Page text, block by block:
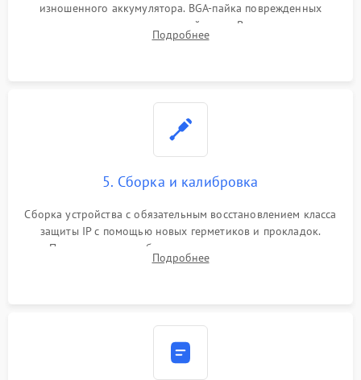
изношенного аккумулятора. BGA-пайка поврежденных
контроллеров на материнской плате. Восстановление
разъемов и кнопок, замена поврежденных элементов
Подробнее
5. Сборка и калибровка
Сборка устройства с обязательным восстановлением класса
защиты IP с помощью новых герметиков и прокладок.
Программная калибровка матрицы по эталонному
абсолютно черному телу для точного измерения температур.
Подробнее